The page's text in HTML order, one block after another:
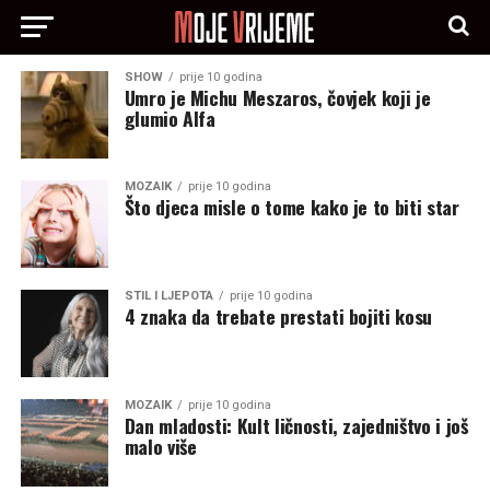
SHOW prije 10 godina
Umro je Michu Meszaros, čovjek koji je
glumio Alfa
MOZAIK prije 10 godina
Što djeca misle o tome kako je to biti star
STIL I LJEPOTA prije 10 godina
4 znaka da trebate prestati bojiti kosu
MOZAIK prije 10 godina
Dan mladosti: Kult ličnosti, zajedništvo i još
malo više